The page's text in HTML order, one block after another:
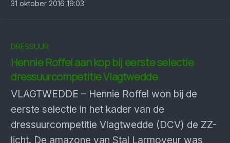
31 oktober 2016 19:03
DRESSUUR
Hennie Roffel aan kop bij eerste selectie
dressuurcompetitie Vlagtwedde
VLAGTWEDDE – Hennie Roffel won bij de
eerste selectie in het kader van de
dressuurcompetitie Vlagtwedde (DCV) de ZZ-
licht. De amazone van Stal Larmoyeur was